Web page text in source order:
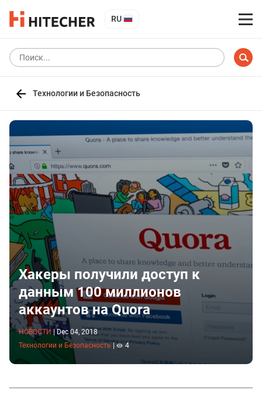
RU
Технологии и Безопасность
Хакеры получили доступ к
данным 100 миллионов
аккаунтов на Quora
НОВОСТИ | Dec 04, 2018
Технологии и Безопасность
4